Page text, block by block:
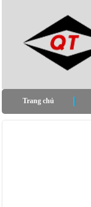
Trang chủ